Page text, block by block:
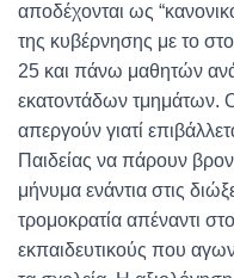
αποδέχονται ως
της κυβέρνησης με το
25 και πάνω μαθητών ανά
εκατοντάδων τμημάτων.
απεργούν γιατί
Παιδείας να πάρουν
μήνυμα ενάντια στις
τρομοκρατία απέναντι
εκπαιδευτικούς που